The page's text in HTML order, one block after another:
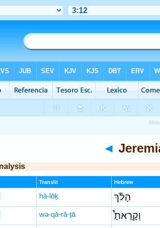
◄
Translit Hebrew
hā-lōḵ הָלֹ֡ךְ
wə-qā-rā-ṯā וְקָֽרָאתָ֩